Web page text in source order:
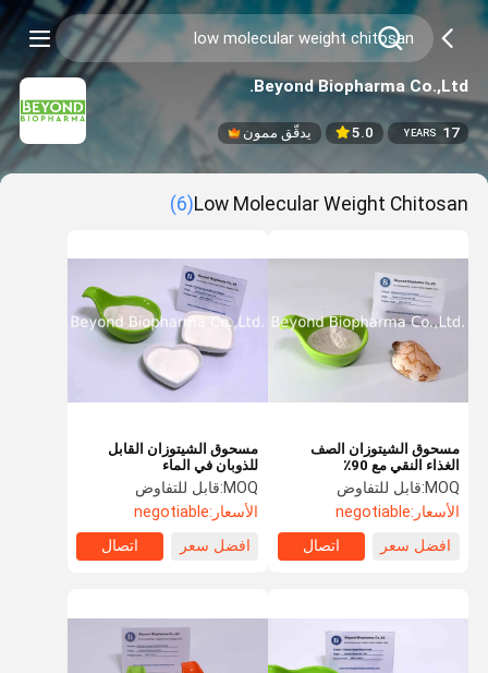
Beyond Biopharma Co.,Ltd.
17
YEARS
5.0 يدقّق ممون
Low Molecular Weight Chitosan
(6)
مسحوق الشيتوزان القابل
للذوبان في الماء
MOQ: قابل للتفاوض
الأسعار:negotiable
افضل سعر
اتصال
مسحوق الشيتوزان الصف
الغذاء النقي مع 90٪
ديسبتيليشن تتفق مع معيار
USP
MOQ: قابل للتفاوض
الأسعار:negotiable
افضل سعر
اتصال